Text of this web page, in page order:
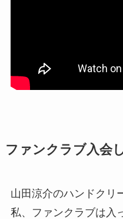
ファンクラブ入会
山田涼介のハンドクリ
私、ファンクラブは入